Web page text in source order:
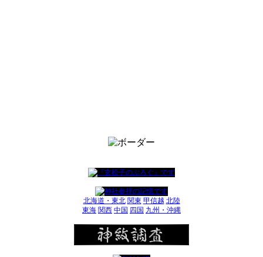
北海道・東北 関東 甲信越 北陸
東海 関西 中国 四国 九州・沖縄